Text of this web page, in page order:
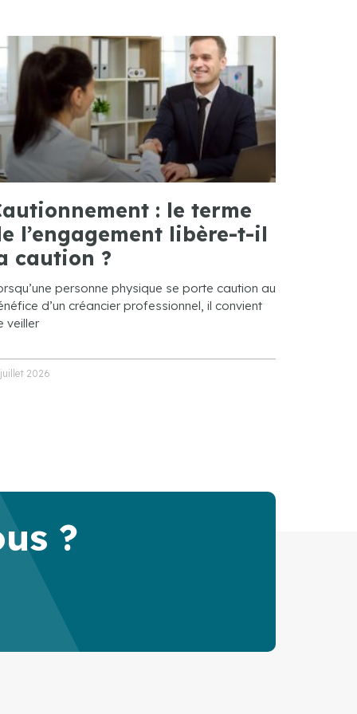
: le terme
l’engagement libère-t-il
caution ?
personne physique se porte caution au
d’un créancier professionnel, il convient
veiller
juillet 2026
?